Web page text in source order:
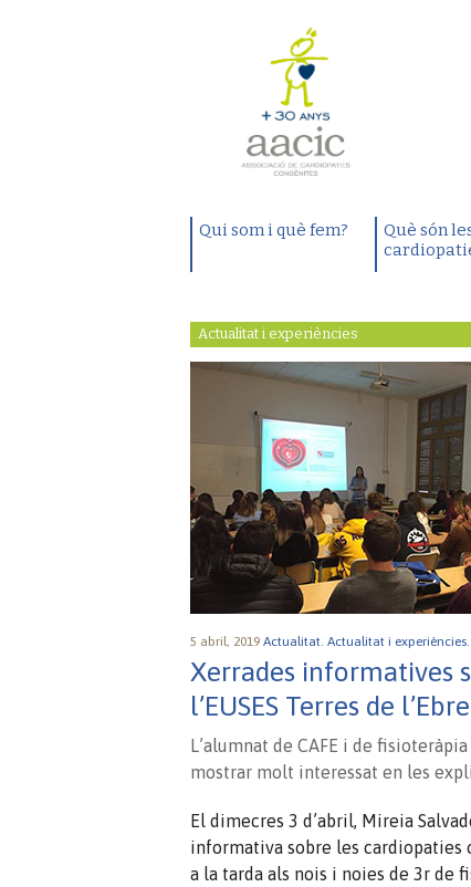
Qui som i què fem?
Què són
Actualitat i experiències
5 abril, 2019 Actualitat. Actualitat i experiències.
Xerrades informatives
l’EUSES Terres de l’Ebre
L’alumnat de CAFE i de
mostrar molt interessat en les
El dimecres 3 d’abril, Mireia
informativa sobre les cardiopaties
a la tarda als nois i noies de 3r de